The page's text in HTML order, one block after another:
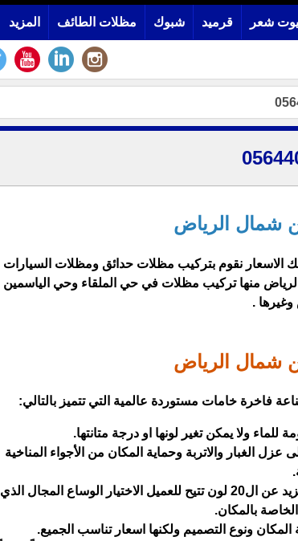
شعر قرميد شبوك مظلات الطائف المزيد
شمال الرياض
الاسعار نقوم بتركيب مظلات حدائق ومظلات السيارات
الرياض منها تركيب مظلات في حي الملقاء وحي الياسمين
وغيرها .
شمال الرياض
فاخرة خامات مستوردة عالمية التي تتميز بالتالي:
للماء ولا يمكن تغير لونها او درجة متانتها.
وحراري يصل الى 95% بالاضافة الى عزل الغبار والاتربة وحماية المكان من الأجواء المناخية
تصاميم عصرية واشكال غاية في الاناقة والجمال والوان متعددة تزيد عن ال20 لون تتيح للعميل الاختيار الوساع المجال الذي
بالمكان.
ونوع التصميم ولكنها اسعار تناسب الجميع.